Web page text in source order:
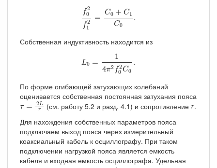
f2
0
f2
1
=
C0 + C1
C0
.
02 =C C1
Собственная индуктивность находится из
L0 =
1
4π2 f2
0 C0
.
f0
По форме огибающей затухающих колебаний
оценивается собственная постоянная затухания пояса
τ = 2L
r
τ=2Lr (см. работу 5.2 и разд. 4.1) и сопротивление r
r.
Для нахождения собственных параметров пояса
подключаем выход пояса через измерительный
коаксиальный кабель к осциллографу. При таком
подключении нагрузкой пояса является емкость
кабеля и входная емкость осциллографа. Удельная